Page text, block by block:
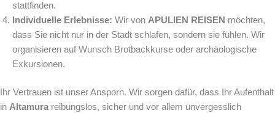
stattfinden.
Individuelle Erlebnisse: Wir von APULIEN REISEN möchten,
dass Sie nicht nur in der Stadt schlafen, sondern sie fühlen. Wir
organisieren auf Wunsch Brotbackkurse oder archäologische
Exkursionen.
Ihr Vertrauen ist unser Ansporn. Wir sorgen dafür, dass Ihr Aufenthalt
in Altamura reibungslos, sicher und vor allem unvergesslich